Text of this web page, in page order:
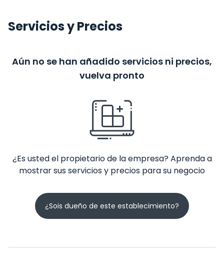
Servicios y Precios
Aún no se han añadido servicios ni precios,
vuelva pronto
¿Es usted el propietario de la empresa? Aprenda a
mostrar sus servicios y precios para su negocio
¿Sois dueño de este establecimiento?